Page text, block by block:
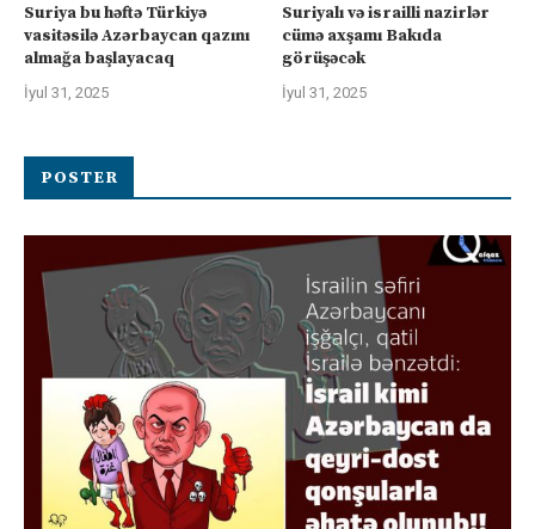
Suriya bu həftə Türkiyə
vasitəsilə Azərbaycan qazını
almağa başlayacaq
İyul 31, 2025
Suriyalı və israilli nazirlər
cümə axşamı Bakıda
görüşəcək
İyul 31, 2025
POSTER